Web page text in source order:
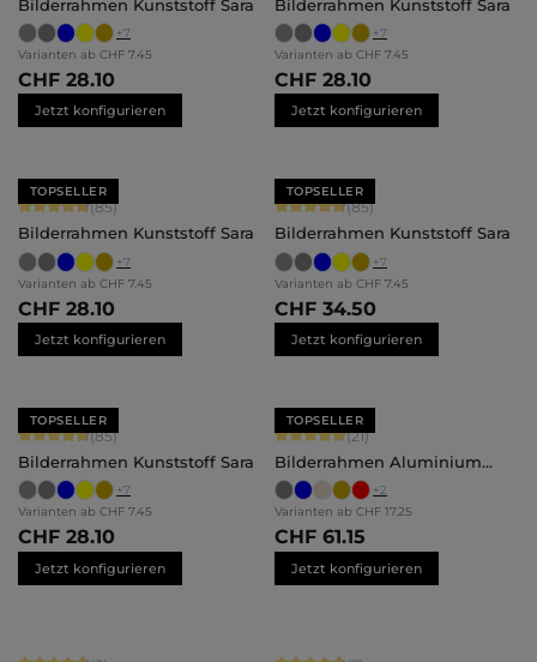
Bilderrahmen Kunststoff Sara
+7
Varianten ab CHF 7.45
CHF 28.10
Jetzt konfigurieren
Bilderrahmen Kunststoff Sara
+7
Varianten ab CHF 7.45
CHF 28.10
Jetzt konfigurieren
TOPSELLER
Durchschnittliche Bewertung von 4.71 von 5 Sternen
(85)
Bilderrahmen Kunststoff Sara
+7
Varianten ab CHF 7.45
CHF 28.10
Jetzt konfigurieren
TOPSELLER
Durchschnittliche Bewertung von
(85)
Bilderrahmen Kunststoff Sara
+7
Varianten ab CHF 7.45
CHF 34.50
Jetzt konfigurieren
TOPSELLER
Durchschnittliche Bewertung von 4.71 von 5 Sternen
(85)
Bilderrahmen Kunststoff Sara
+7
Varianten ab CHF 7.45
CHF 28.10
Jetzt konfigurieren
TOPSELLER
Durchschnittliche Bewertung von 5
(21)
Bilderrahmen Aluminium
Mika
+2
Varianten ab CHF 17.25
CHF 61.15
Jetzt konfigurieren